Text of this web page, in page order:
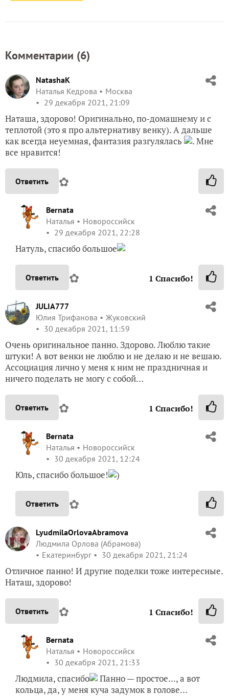
Комментарии (6)
NatashaK
Наталья Кедрова
Москва
29 декабря 2021, 21:09
Наташа, здорово! Оригинально, по-домашнему и с
теплотой (это я про альтернативу венку). А дальше
как всегда неуемная, фантазия разгулялась
. Мне
все нравится!
Ответить ✿
Bernata
Наталья
Новороссийск
29 декабря 2021, 22:28
Натуль, спасибо большое
Ответить ✿ 1 Спасибо!
JULIA777
Юлия Трифанова
Жуковский
30 декабря 2021, 11:59
Очень оригинальное панно. Здорово. Люблю такие
штуки! А вот венки не люблю и не делаю и не вешаю.
Ассоциация лично у меня к ним не праздничная и
ничего поделать не могу с собой…
Ответить ✿ 1 Спасибо!
Bernata
Наталья
Новороссийск
30 декабря 2021, 12:24
Юль, спасибо большое! )
Ответить ✿
LyudmilaOrlovaAbramova
Людмила Орлова (Абрамова)
Екатеринбург
30 декабря 2021, 21:24
Отличное панно! И другие поделки тоже интересные.
Наташ, здорово!
Ответить ✿ 1 Спасибо!
Bernata
Наталья
Новороссийск
30 декабря 2021, 21:33
Людмила, спасибо
Панно — простое..., а вот
кольца, да, у меня куча задумок в голове…